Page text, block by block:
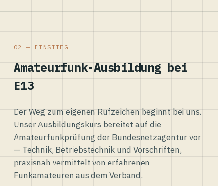
02 — EINSTIEG
Amateurfunk-Ausbildung bei
E13
Der Weg zum eigenen Rufzeichen beginnt bei uns.
Unser Ausbildungskurs bereitet auf die
Amateurfunkprüfung der Bundesnetzagentur vor
— Technik, Betriebstechnik und Vorschriften,
praxisnah vermittelt von erfahrenen
Funkamateuren aus dem Verband.